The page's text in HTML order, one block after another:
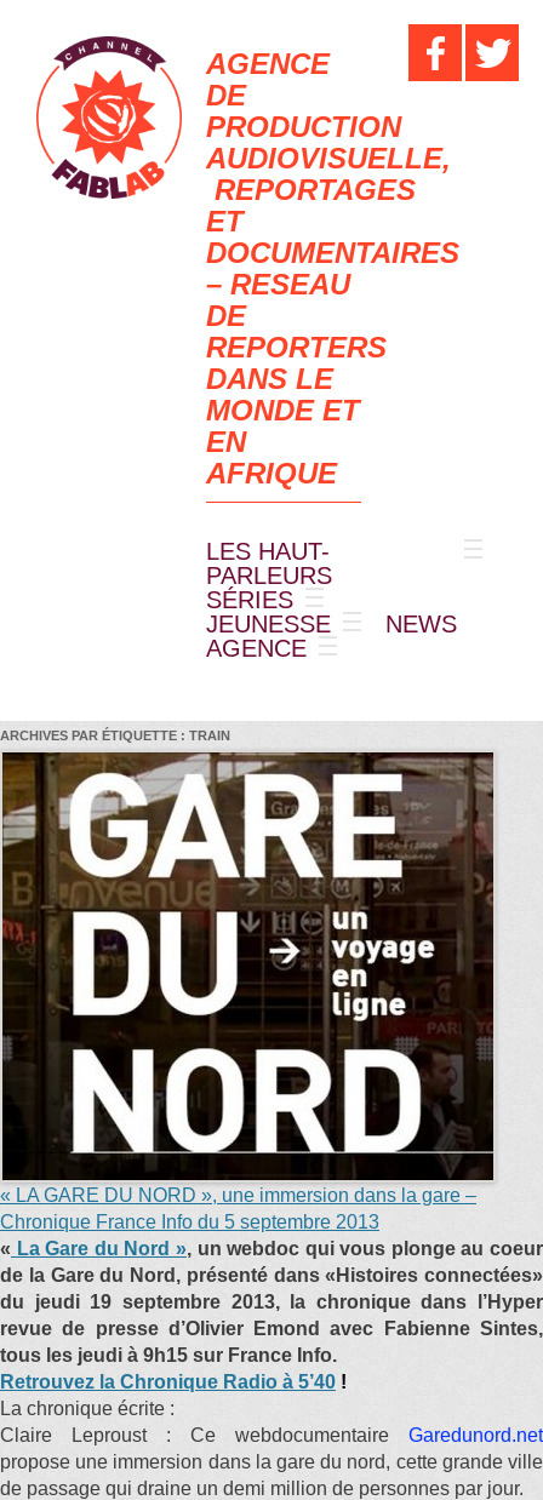
AGENCE
DE
PRODUCTION
AUDIOVISUELLE,
REPORTAGES
ET
DOCUMENTAIRES
– RESEAU
DE
REPORTERS
DANS LE
MONDE ET
EN
AFRIQUE
LES HAUT-
PARLEURS
SÉRIES
JEUNESSE
NEWS
AGENCE
ARCHIVES PAR ÉTIQUETTE : TRAIN
« LA GARE DU NORD », une immersion dans la gare –
Chronique France Info du 5 septembre 2013
« La Gare du Nord », un webdoc qui vous plonge au coeur
de la Gare du Nord, présenté dans «Histoires connectées»
du jeudi 19 septembre 2013, la chronique dans l’Hyper
revue de presse d’Olivier Emond avec Fabienne Sintes,
tous les jeudi à 9h15 sur France Info.
Retrouvez la Chronique Radio à 5’40 !
La chronique écrite :
Claire Leproust : Ce webdocumentaire Garedunord.net
propose une immersion dans la gare du nord, cette grande ville
de passage qui draine un demi million de personnes par jour.